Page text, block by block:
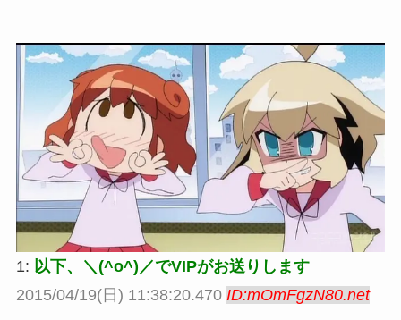
1: 以下、＼(^o^)／でVIPがお送りします
2015/04/19(日) 11:38:20.470 ID:mOmFgzN80.net